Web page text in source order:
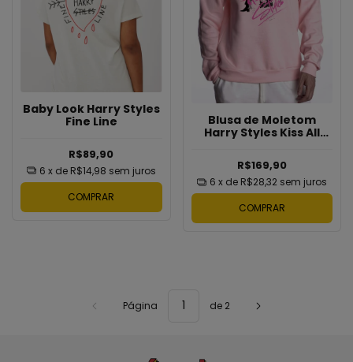
Baby Look Harry Styles
Fine Line
R$89,90
6 x de R$14,98 sem juros
COMPRAR
Blusa de Moletom
Harry Styles Kiss All
Occasionally
R$169,90
6 x de R$28,32 sem juros
COMPRAR
Página de 2